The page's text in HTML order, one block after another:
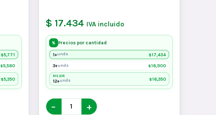
$5,771
$5,580
$5,350
$ 17.434 IVA incluido
% Precios por cantidad
1+unds $17,434
3+unds $16,900
MEJOR
12+unds $16,350
− +